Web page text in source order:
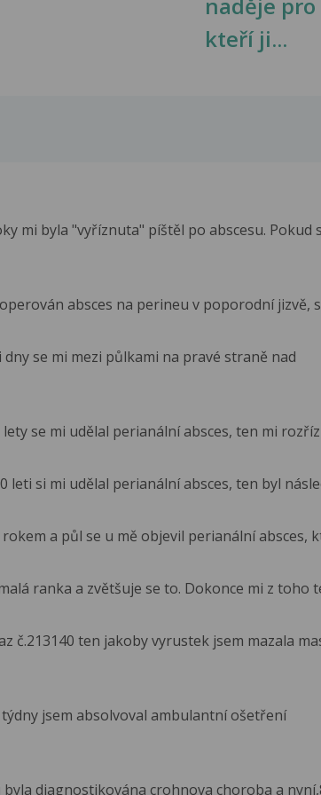
kteří ji...
mi byla "vyříznuta" píštěl po abscesu. Pokud
absces na perineu v poporodní jizvě,
se mi mezi půlkami na pravé straně nad
se mi udělal perianální absces, ten mi
leti si mi udělal perianální absces, ten byl
a půl se u mě objevil perianální absces,
ranka a zvětšuje se to. Dokonce mi z toho
č.213140 ten jakoby vyrustek jsem mazala
jsem absolvoval ambulantní ošetření
byla diagnostikována crohnova choroba a